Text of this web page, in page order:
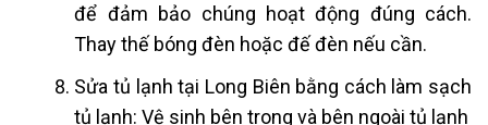
để đảm bảo chúng hoạt động đúng cách.
Thay thế bóng đèn hoặc đế đèn nếu cần.
Sửa tủ lạnh tại Long Biên bằng cách làm sạch
tủ lạnh: Vệ sinh bên trong và bên ngoài tủ lạnh